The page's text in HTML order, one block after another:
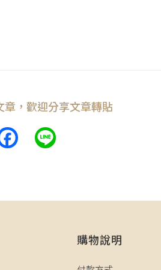
章，歡迎分享文章轉貼
Facebook
購物說明